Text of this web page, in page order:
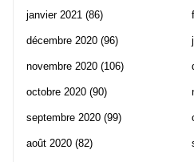
janvier 2021 (86)
décembre 2020 (96)
novembre 2020 (106)
octobre 2020 (90)
septembre 2020 (99)
août 2020 (82)